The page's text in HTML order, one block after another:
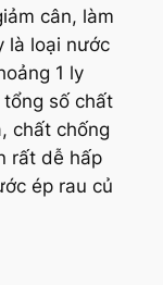
cân, làm
là loại nước
1 ly
số chất
chất chống
rất dễ hấp
ép rau củ